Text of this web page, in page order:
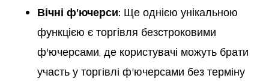
Вічні ф'ючерси: Ще однією унікальною
функцією є торгівля безстроковими
ф'ючерсами, де користувачі можуть брати
участь у торгівлі ф'ючерсами без терміну